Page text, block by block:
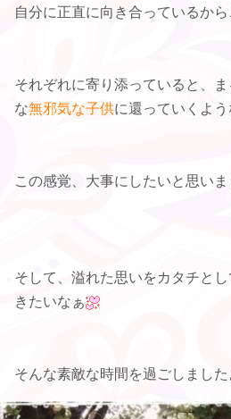
自分に正直に向き合っているから
それぞれに寄り添っていると、
な無邪気な子供に還っていくよ
この感覚、大事にしたいと思いま
そして、溢れた思いをカタチと
きたいなぁ
そんな素敵な時間を過ごしました